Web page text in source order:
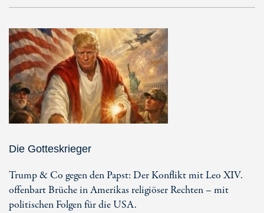
Die Gotteskrieger
Trump & Co gegen den Papst: Der Konflikt mit Leo XIV.
offenbart Brüche in Amerikas religiöser Rechten – mit
politischen Folgen für die USA.